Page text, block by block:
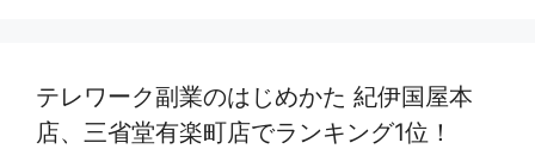
テレワーク副業のはじめかた 紀伊国屋本
店、三省堂有楽町店でランキング1位！